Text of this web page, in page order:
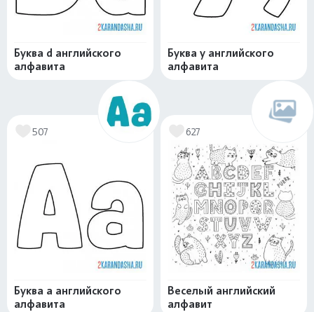
Буква d английского
алфавита
Буква y английского
алфавита
507
Буква a английского
алфавита
627
Веселый английский
алфавит